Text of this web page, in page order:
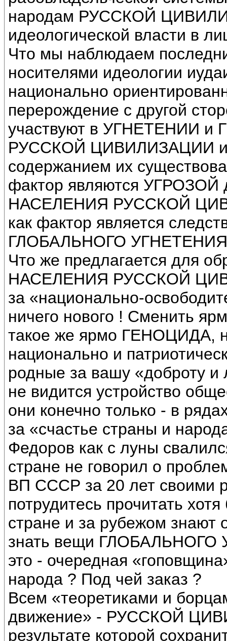
народам РУССКОЙ
идеологической власти в
Что мы наблюдаем
носителями идеологии
национально
перерождение с другой
участвуют в УГНЕТЕНИИ и
РУССКОЙ ЦИВИЛИЗАЦИИ и
содержанием их
фактор являются
НАСЕЛЕНИЯ РУССКОЙ
как фактор является
ГЛОБАЛЬНОГО
Что же предлагается для
НАСЕЛЕНИЯ РУССКОЙ
за «национально-
ничего нового ! Сменить
такое же ярмо ГЕНОЦИДА,
национально и
родные за вашу «доброту и
не видится устройство
они конечно только - в
за «счастье страны и
Федоров как с луны
стране не говорил о
ВП СССР за 20 лет своими
потрудитесь прочитать
стране и за рубежом знают
знать вещи
это - очередная
народа ? Под чей заказ ?
Всем «теоретиками и
движение» - РУССКОЙ
результате которой